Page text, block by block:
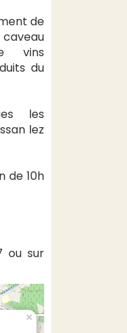
de
vins
du
les
lez
de 10h
ou sur
×